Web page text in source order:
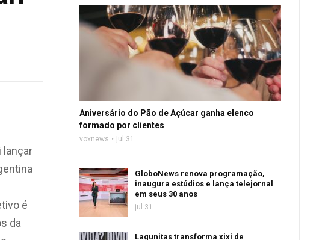
lançar
é
da
Aniversário do Pão de Açúcar ganha elenco
formado por clientes
voxnews jul 31
GloboNews renova programação,
inaugura estúdios e lança telejornal
em seus 30 anos
jul 31
Lagunitas transforma xixi de